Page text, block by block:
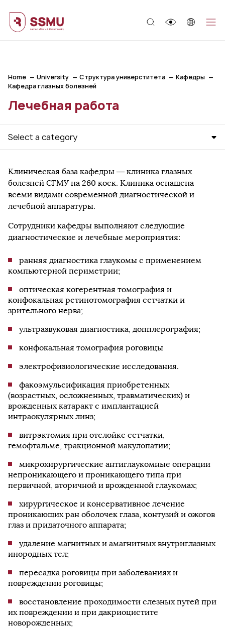
Home University Структура универститета
Кафедры
Кафедра глазных болезней
Лечебная работа
Select a category
Клиническая база кафедры — клиника глазных
болезней СГМУ на 260 коек. Клиника оснащена
всеми видами современной диагностической и
лечебной аппаратуры.
Сотрудники кафедры выполняют следующие
диагностические и лечебные мероприятия:
ранняя диагностика глаукомы с применением
компьютерной периметрии;
оптическая когерентная томография и
конфокальная ретинотомография сетчатки и
зрительного нерва;
ультразвуковая диагностика, допплерография;
конфокальная томография роговицы
электрофизиологические исследования.
факоэмульсификация приобретенных
(возрастных, осложненных, травматических) и
врожденных катаракт с имплантацией
интраокулярных линз;
витрэктомия при отслойке сетчатки,
гемофтальме, тракционной макулопатии;
микрохирургические антиглаукомные операции
непроникающего и проникающего типа при
первичной, вторичной и врожденной глаукомах;
хирургическое и консервативное лечение
проникающих ран оболочек глаза, контузий и ожогов
глаз и придаточного аппарата;
удаление магнитных и амагнитных внутриглазных
инородных тел;
пересадка роговицы при заболеваниях и
повреждении роговицы;
восстановление проходимости слезных путей при
их повреждении и при дакриоцистите
новорожденных;